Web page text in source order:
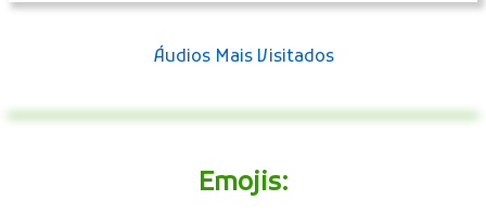
Áudios Mais Visitados
Emojis: